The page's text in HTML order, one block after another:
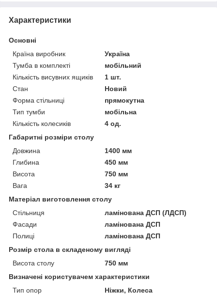
Характеристики
Основні
Країна виробник
Україна
Тумба в комплекті
мобільний
Кількість висувних ящиків
1 шт.
Стан
Новий
Форма стільниці
прямокутна
Тип тумби
мобільна
Кількість колесиків
4 од.
Габаритні розміри столу
Довжина
1400 мм
Глибина
450 мм
Висота
750 мм
Вага
34 кг
Матеріал виготовлення столу
Стільниця
ламінована ДСП (ЛДСП)
Фасади
ламінована ДСП
Полиці
ламінована ДСП
Розмір стола в складеному вигляді
Висота столу
750 мм
Визначені користувачем характеристики
Тип опор
Ніжки, Колеса